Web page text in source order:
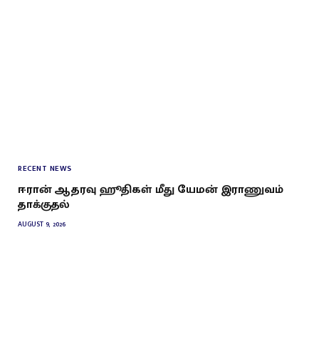
RECENT NEWS
ஈரான் ஆதரவு ஹூதிகள் மீது யேமன் இராணுவம்
தாக்குதல்
AUGUST 9, 2026